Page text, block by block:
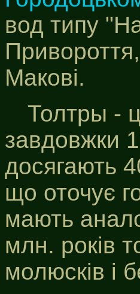
вод типу
Макові.
Толтры -
завдовжки
досягають
що оточує
мають
млн. років
молюсків і